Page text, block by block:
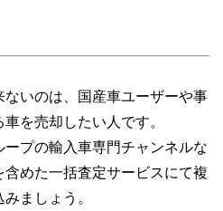
ないのは、国産車ユーザーや事
を売却したい人です。
ープの輸入車専門チャンネルな
めた一括査定サービスにて複
ましょう。